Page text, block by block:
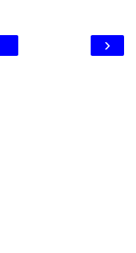
›